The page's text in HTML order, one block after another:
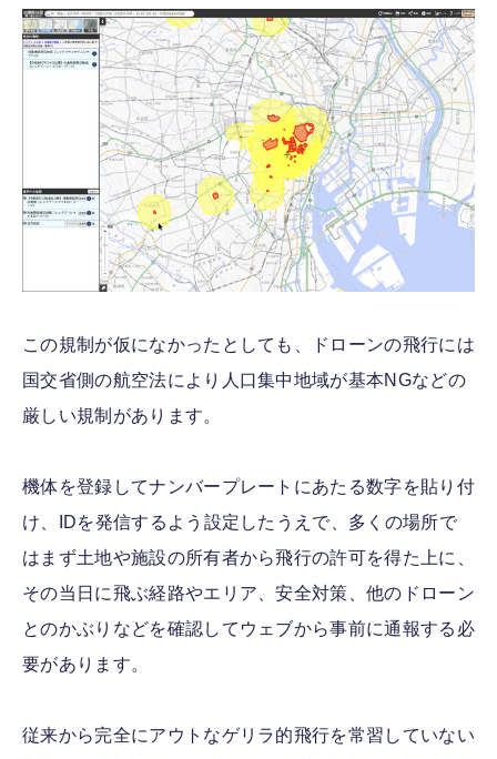
この規制が仮になかったとしても、ドローンの飛行には
国交省側の航空法により人口集中地域が基本NGなどの
厳しい規制があります。
機体を登録してナンバープレートにあたる数字を貼り付
け、IDを発信するよう設定したうえで、多くの場所で
はまず土地や施設の所有者から飛行の許可を得た上に、
その当日に飛ぶ経路やエリア、安全対策、他のドローン
とのかぶりなどを確認してウェブから事前に通報する必
要があります。
従来から完全にアウトなゲリラ的飛行を常習していない